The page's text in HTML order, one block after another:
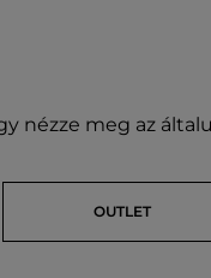
nézze meg az
OUTLET